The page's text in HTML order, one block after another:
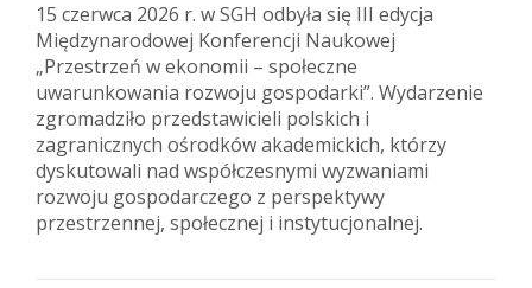
15 czerwca 2026 r. w SGH odbyła się III edycja
Międzynarodowej Konferencji Naukowej
„Przestrzeń w ekonomii – społeczne
uwarunkowania rozwoju gospodarki”. Wydarzenie
zgromadziło przedstawicieli polskich i
zagranicznych ośrodków akademickich, którzy
dyskutowali nad współczesnymi wyzwaniami
rozwoju gospodarczego z perspektywy
przestrzennej, społecznej i instytucjonalnej.